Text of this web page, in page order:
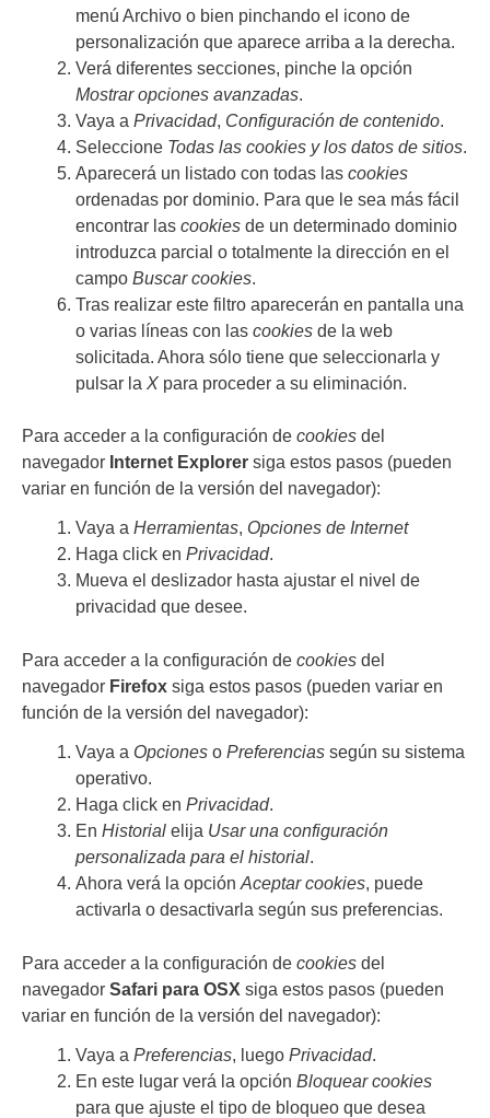
menú Archivo o bien pinchando el icono de
personalización que aparece arriba a la derecha.
Verá diferentes secciones, pinche la opción
Mostrar opciones avanzadas.
Vaya aPrivacidad, Configuración de contenido.
Seleccione Todas lascookies y los datos de sitios.
Aparecerá un listado con todas lascookies
ordenadas por dominio. Para que le sea más fácil
encontrar lascookies de un determinado dominio
introduzca parcial o totalmente la dirección en el
campoBuscar cookies.
Tras realizar este filtro aparecerán en pantalla una
o varias líneas con lascookies de la web
solicitada. Ahora sólo tiene que seleccionarla y
pulsar laX para proceder a su eliminación.
Para acceder a la configuración de cookies del
navegador Internet Explorer siga estos pasos (pueden
variar en función de la versión del navegador):
Vaya aHerramientas, Opciones de Internet
Haga click enPrivacidad.
Mueva el deslizador hasta ajustar el nivel de
privacidad que desee.
Para acceder a la configuración de cookies del
navegador Firefox siga estos pasos (pueden variar en
función de la versión del navegador):
Vaya a Opciones oPreferencias según su sistema
operativo.
Haga click enPrivacidad.
EnHistorial elija Usar una configuración
personalizada para el historial.
Ahora verá la opciónAceptar cookies, puede
activarla o desactivarla según sus preferencias.
Para acceder a la configuración de cookies del
navegador Safari para OSX siga estos pasos (pueden
variar en función de la versión del navegador):
Vaya aPreferencias, luegoPrivacidad.
En este lugar verá la opciónBloquear cookies
para que ajuste el tipo de bloqueo que desea